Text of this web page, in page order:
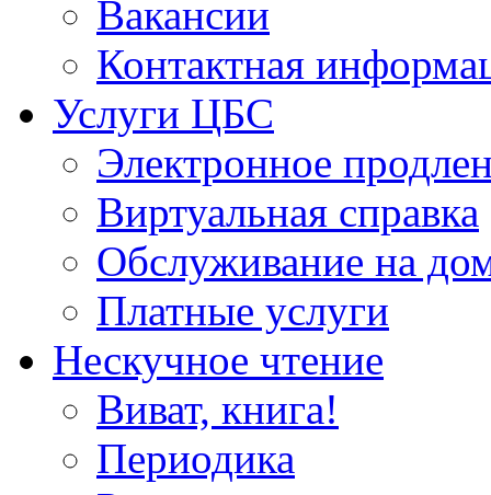
Вакансии
Контактная
Услуги ЦБС
Электронное
Виртуальная справка
Обслуживание на
Платные услуги
Нескучное чтение
Виват, книга!
Периодика